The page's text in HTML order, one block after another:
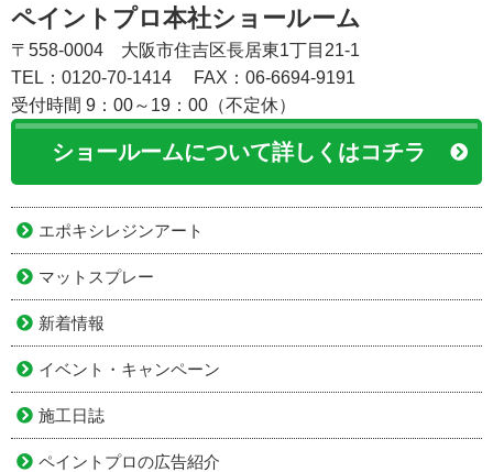
ペイントプロ本社ショールーム
〒558-0004 大阪市住吉区長居東1丁目21-1
TEL：0120-70-1414
FAX：06-6694-9191
受付時間 9：00～19：00（不定休）
ショールームについて詳しくはコチラ
エポキシレジンアート
マットスプレー
新着情報
イベント・キャンペーン
施工日誌
ペイントプロの広告紹介